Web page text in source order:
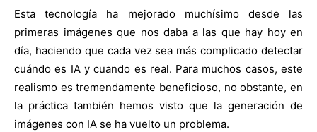
Esta tecnología ha mejorado muchísimo desde las
primeras imágenes que nos daba a las que hay hoy en
día, haciendo que cada vez sea más complicado detectar
cuándo es IA y cuando es real. Para muchos casos, este
realismo es tremendamente beneficioso, no obstante, en
la práctica también hemos visto que la generación de
imágenes con IA se ha vuelto un problema.